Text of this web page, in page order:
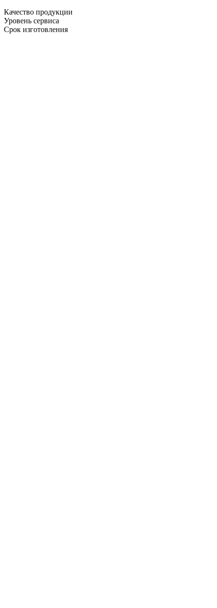
Качество продукции
Уровень сервиса
Срок изготовления